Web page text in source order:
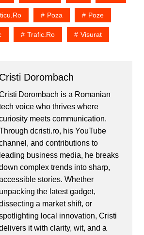
Poza Poze
Trafic.ro Visurat
Cristi Dorombach
Dorombach is a Romanian
voice who thrives where
meets communication.
dcristi.ro, his YouTube
and contributions to
leading business media, he breaks
complex trends into sharp,
stories. Whether
unpacking the latest gadget,
a market shift, or
local innovation, Cristi
it with clarity, wit, and a